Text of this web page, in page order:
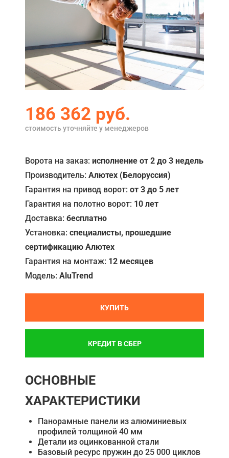
Сервис
Ремонт
О компании
Отзывы
Контакты
186 362 руб.
стоимость уточняйте у менеджеров
Ворота на заказ: исполнение от 2 до 3 недель
Производитель: Алютех (Белоруссия)
Гарантия на привод ворот: от 3 до 5 лет
Гарантия на полотно ворот: 10 лет
Доставка: бесплатно
Установка: специалисты, прошедшие
сертификацию Алютех
Гарантия на монтаж: 12 месяцев
Модель: AluTrend
КУПИТЬ
КРЕДИТ В СБЕР
ОСНОВНЫЕ
ХАРАКТЕРИСТИКИ
Панорамные панели из алюминиевых
профилей толщиной 40 мм
Детали из оцинкованной стали
Базовый ресурс пружин до 25 000 циклов